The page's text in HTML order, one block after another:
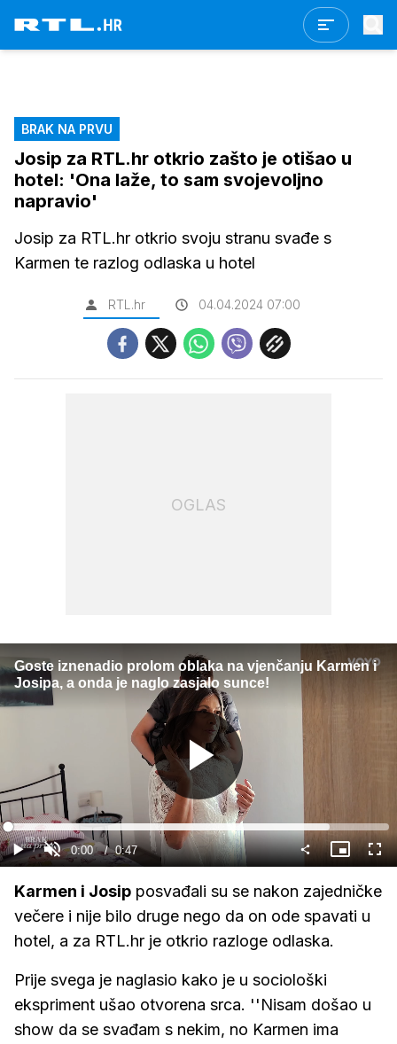
BRAK NA PRVU
Josip za RTL.hr otkrio zašto je otišao u
hotel: 'Ona laže, to sam svojevoljno
napravio'
Josip za RTL.hr otkrio svoju stranu svađe s
Karmen te razlog odlaska u hotel
RTL.hr 04.04.2024 07:00
OGLAS
Goste iznenadio prolom oblaka na vjenčanju Karmen i
Josipa, a onda je naglo zasjalo sunce!
Gledaj
GledajUpali
zvuk
Current
Time
0:00 / Duration
0:47
Loaded:
84.33%
Slika
u
Karmen i Josip posvađali su se nakon zajedničke
večere i nije bilo druge nego da on ode spavati u
hotel, a za RTL.hr je otkrio razloge odlaska.
Prije svega je naglasio kako je u sociološki
ekspriment ušao otvorena srca. ''Nisam došao u
show da se svađam s nekim, no Karmen ima